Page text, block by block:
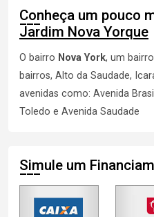
Conheça um pouco
Jardim Nova Yorque
O bairro Nova York, um
bairros, Alto da Saudade,
avenidas como: Avenida
Toledo e Avenida Saudade
Simule um